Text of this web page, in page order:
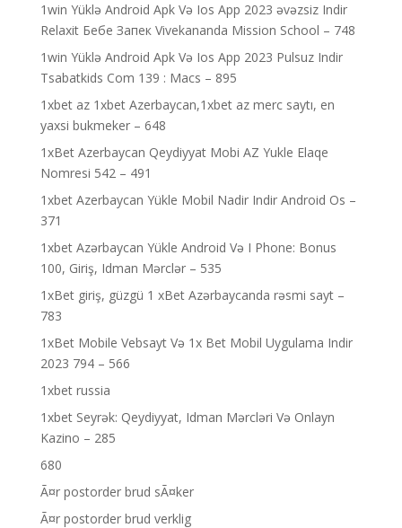
1win Yüklə Android Apk Və Ios App 2023 əvəzsiz Indir
Relaxit Бебе Запек Vivekananda Mission School – 748
1win Yüklə Android Apk Və Ios App 2023 Pulsuz Indir
Tsabatkids Com 139 : Macs – 895
1xbet az 1xbet Azerbaycan,1xbet az merc saytı, en
yaxsi bukmeker – 648
1xBet Azerbaycan Qeydiyyat Mobi AZ Yukle Elaqe
Nomresi 542 – 491
1xbet Azerbaycan Yükle Mobil Nadir Indir Android Os –
371
1xbet Azərbaycan Yükle Android Və I Phone: Bonus
100, Giriş, Idman Mərclər – 535
1xBet giriş, güzgü 1 xBet Azərbaycanda rəsmi sayt –
783
1xBet Mobile Vebsayt Və 1x Bet Mobil Uygulama Indir
2023 794 – 566
1xbet russia
1xbet Seyrək: Qeydiyyat, Idman Mərcləri Və Onlayn
Kazino – 285
680
Ã¤r postorder brud sÃ¤ker
Ã¤r postorder brud verklig